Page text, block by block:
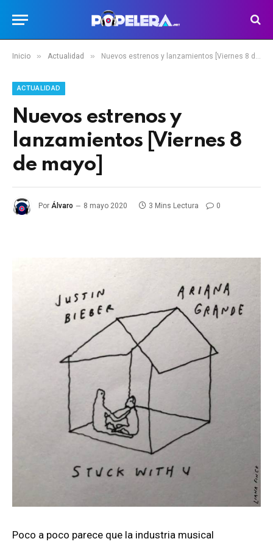
Inicio » Actualidad » Nuevos estrenos y lanzamientos [Viernes 8 de mayo]
ACTUALIDAD
Nuevos estrenos y
lanzamientos [Viernes 8
de mayo]
Por Álvaro 8 mayo 2020 3 Mins Lectura 0
Poco a poco parece que la industria musical